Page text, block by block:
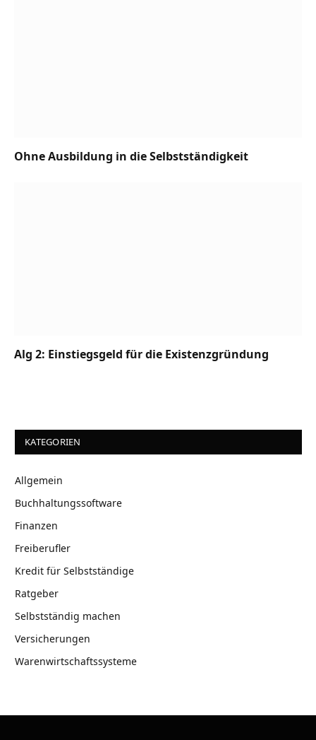
Ohne Ausbildung in die Selbstständigkeit
Alg 2: Einstiegsgeld für die Existenzgründung
KATEGORIEN
Allgemein
Buchhaltungssoftware
Finanzen
Freiberufler
Kredit für Selbstständige
Ratgeber
Selbstständig machen
Versicherungen
Warenwirtschaftssysteme